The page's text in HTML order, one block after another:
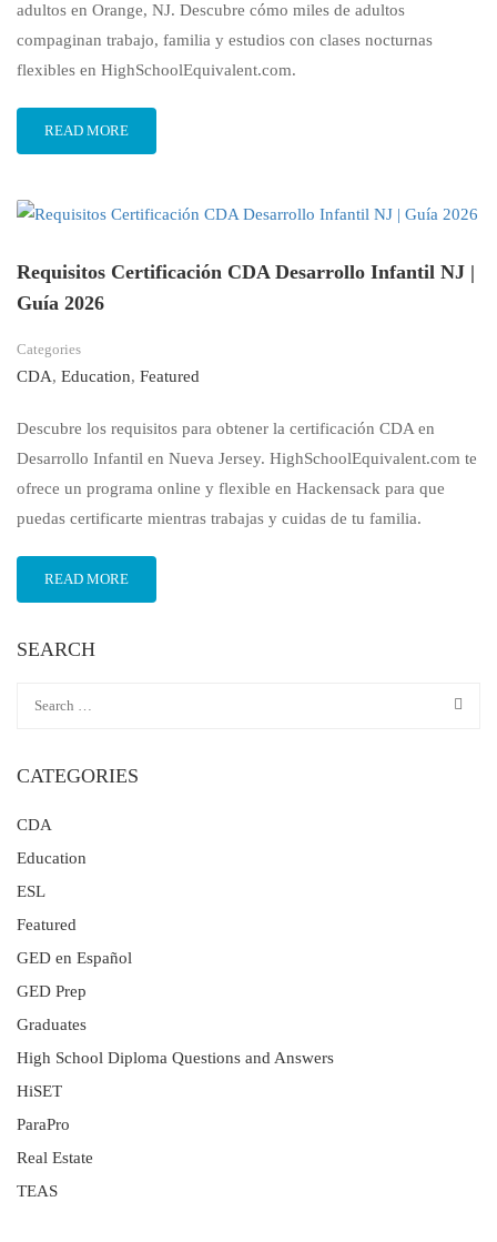
adultos en Orange, NJ. Descubre cómo miles de adultos
compaginan trabajo, familia y estudios con clases nocturnas
flexibles en HighSchoolEquivalent.com.
READ MORE
Requisitos Certificación CDA Desarrollo Infantil NJ |
Guía 2026
Categories
CDA, Education, Featured
Descubre los requisitos para obtener la certificación CDA en
Desarrollo Infantil en Nueva Jersey. HighSchoolEquivalent.com te
ofrece un programa online y flexible en Hackensack para que
puedas certificarte mientras trabajas y cuidas de tu familia.
READ MORE
SEARCH
CATEGORIES
CDA
Education
ESL
Featured
GED en Español
GED Prep
Graduates
High School Diploma Questions and Answers
HiSET
ParaPro
Real Estate
TEAS